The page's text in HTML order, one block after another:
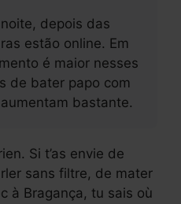
depois das
estão online. Em
é maior nesses
de bater papo com
bastante.
Si t’as envie de
sans filtre, de mater
à Bragança, tu sais où